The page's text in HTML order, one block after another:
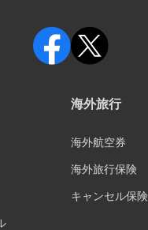
海外旅行
海外航空券
海外旅行保険
キャンセル保険